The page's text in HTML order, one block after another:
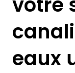
eaux